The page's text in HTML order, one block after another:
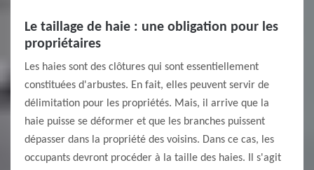
Le taillage de haie : une obligation pour les
propriétaires
Les haies sont des clôtures qui sont essentiellement
constituées d'arbustes. En fait, elles peuvent servir de
délimitation pour les propriétés. Mais, il arrive que la
haie puisse se déformer et que les branches puissent
dépasser dans la propriété des voisins. Dans ce cas, les
occupants devront procéder à la taille des haies. Il s'agit